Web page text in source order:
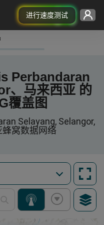
进行速度测试
Perbandaran
、马来西亚 的
覆盖图
Selayang, Selangor,
蜂窝数据网络